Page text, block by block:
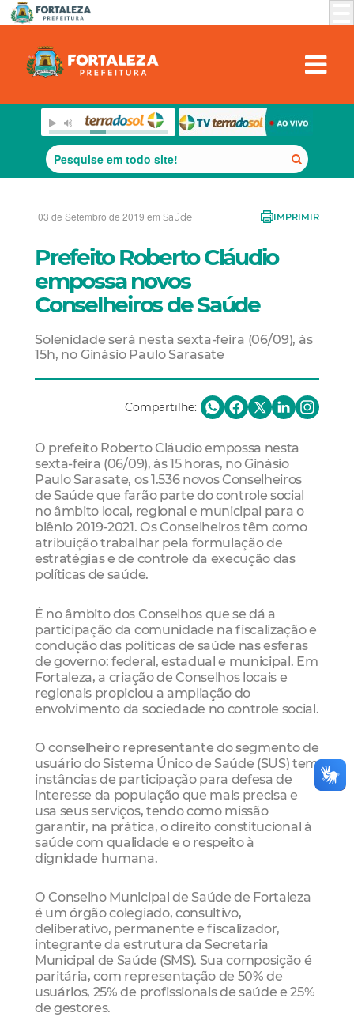
03 de Setembro de 2019 em Saúde IMPRIMIR
Prefeito Roberto Cláudio
empossa novos
Conselheiros de Saúde
Solenidade será nesta sexta-feira (06/09), às
15h, no Ginásio Paulo Sarasate
Compartilhe:
O prefeito Roberto Cláudio empossa nesta
sexta-feira (06/09), às 15 horas, no Ginásio
Paulo Sarasate, os 1.536 novos Conselheiros
de Saúde que farão parte do controle social
no âmbito local, regional e municipal para o
biênio 2019-2021. Os Conselheiros têm como
atribuição trabalhar pela formulação de
estratégias e de controle da execução das
políticas de saúde.
É no âmbito dos Conselhos que se dá a
participação da comunidade na fiscalização e
condução das políticas de saúde nas esferas
de governo: federal, estadual e municipal. Em
Fortaleza, a criação de Conselhos locais e
regionais propiciou a ampliação do
envolvimento da sociedade no controle social.
O conselheiro representante do segmento de
usuário do Sistema Único de Saúde (SUS) tem
instâncias de participação para defesa de
interesse da população que mais precisa e
usa seus serviços, tendo como missão
garantir, na prática, o direito constitucional à
saúde com qualidade e o respeito à
dignidade humana.
O Conselho Municipal de Saúde de Fortaleza
é um órgão colegiado, consultivo,
deliberativo, permanente e fiscalizador,
integrante da estrutura da Secretaria
Municipal de Saúde (SMS). Sua composição é
paritária, com representação de 50% de
usuários, 25% de profissionais de saúde e 25%
de gestores.